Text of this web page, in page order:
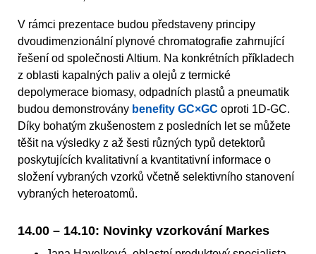
V rámci prezentace budou představeny principy
dvoudimenzionální plynové chromatografie zahrnující
řešení od společnosti Altium. Na konkrétních příkladech
z oblasti kapalných paliv a olejů z termické
depolymerace biomasy, odpadních plastů a pneumatik
budou demonstrovány benefity GC×GC oproti 1D-GC.
Díky bohatým zkušenostem z posledních let se můžete
těšit na výsledky z až šesti různých typů detektorů
poskytujících kvalitativní a kvantitativní informace o
složení vybraných vzorků včetně selektivního stanovení
vybraných heteroatomů.
14.00 – 14.10: Novinky vzorkování Markes